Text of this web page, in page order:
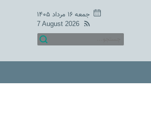
جمعه ۱۶ مرداد ۱۴۰۵
7 August 2026